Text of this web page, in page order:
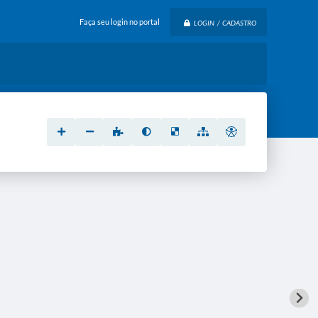
Faça seu login no portal LOGIN / CADASTRO